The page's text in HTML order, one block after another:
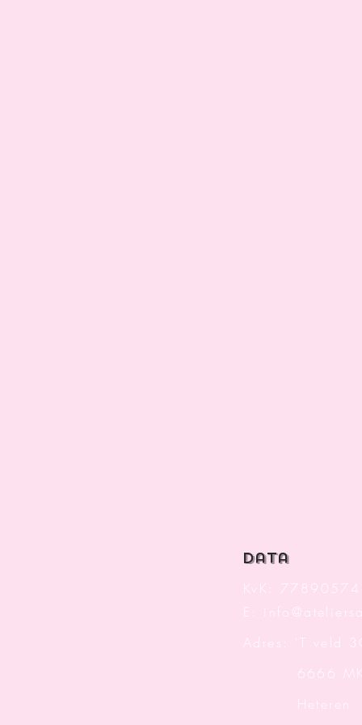
data
KvK: 77890574
E:
Adres: 'T veld
6666
Heteren